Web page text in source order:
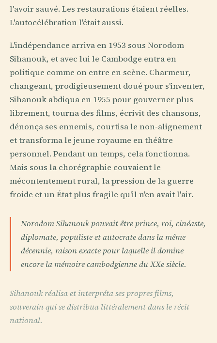
l'avoir sauvé. Les restaurations étaient réelles.
L'autocélébration l'était aussi.
L'indépendance arriva en 1953 sous Norodom
Sihanouk, et avec lui le Cambodge entra en
politique comme on entre en scène. Charmeur,
changeant, prodigieusement doué pour s'inventer,
Sihanouk abdiqua en 1955 pour gouverner plus
librement, tourna des films, écrivit des chansons,
dénonça ses ennemis, courtisa le non-alignement
et transforma le jeune royaume en théâtre
personnel. Pendant un temps, cela fonctionna.
Mais sous la chorégraphie couvaient le
mécontentement rural, la pression de la guerre
froide et un État plus fragile qu'il n'en avait l'air.
Norodom Sihanouk pouvait être prince, roi, cinéaste,
diplomate, populiste et autocrate dans la même
décennie, raison exacte pour laquelle il domine
encore la mémoire cambodgienne du XXe siècle.
Sihanouk réalisa et interpréta ses propres films,
souverain qui se distribua littéralement dans le récit
national.